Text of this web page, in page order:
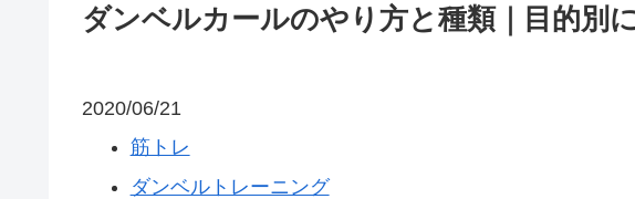
ダンベルカールのやり方と種類｜目的別
2020/06/21
筋トレ
ダンベルトレーニング